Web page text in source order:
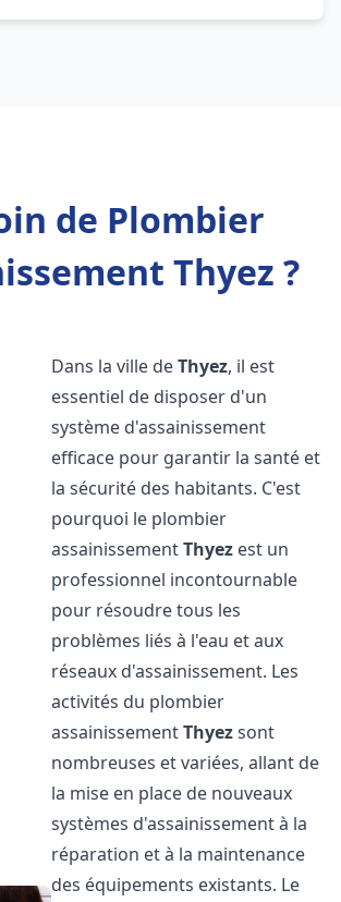
de Plombier
Thyez ?
Dans la ville deThyez, il est
essentiel de disposer d'un
système d'assainissement
efficace pour garantir la santé et
la sécurité des habitants. C'est
pourquoi le plombier
assainissementThyez est un
professionnel incontournable
pour résoudre tous les
problèmes liés à l'eau et aux
réseaux d'assainissement. Les
activités du plombier
assainissementThyezsont
nombreuses et variées, allant de
la mise en place de nouveaux
systèmes d'assainissement à la
réparation et à la maintenance
des équipements existants. Le